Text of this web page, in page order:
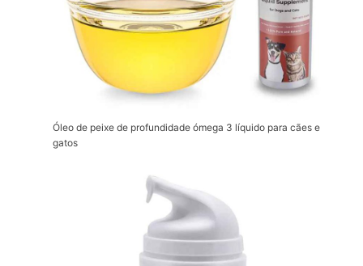
Óleo de peixe de profundidade ómega 3 líquido para cães e
gatos